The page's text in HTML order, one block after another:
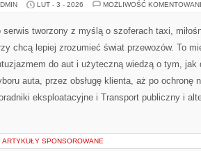
LUT - 3 - 2026 MOŻLIWOŚĆ
serwis tworzony z myślą o szoferach taxi,
chcą lepiej zrozumieć świat przewozów. To
do aut i użyteczną wiedzą o tym, jak
auta, przez obsługę klienta, aż po ochronę
eksploatacyjne i Transport publiczny i
ARTYKUŁY SPONSOROWANE